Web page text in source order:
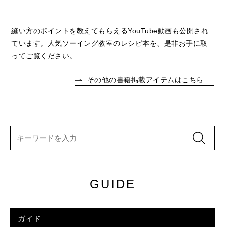
縫い方のポイントを教えてもらえるYouTube動画も公開され
ています。人気ソーイング教室のレシピ本を、是非お手に取
ってご覧ください。
その他の書籍掲載アイテムはこちら
GUIDE
ガイド